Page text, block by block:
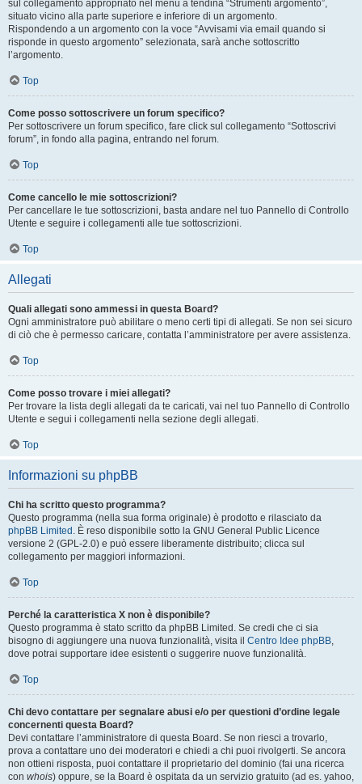
sul collegamento appropriato nel menu a tendina “Strumenti argomento”,
situato vicino alla parte superiore e inferiore di un argomento.
Rispondendo a un argomento con la voce “Avvisami via email quando si
risponde in questo argomento” selezionata, sarà anche sottoscritto
l’argomento.
Top
Come posso sottoscrivere un forum specifico?
Per sottoscrivere un forum specifico, fare click sul collegamento “Sottoscrivi
forum”, in fondo alla pagina, entrando nel forum.
Top
Come cancello le mie sottoscrizioni?
Per cancellare le tue sottoscrizioni, basta andare nel tuo Pannello di Controllo
Utente e seguire i collegamenti alle tue sottoscrizioni.
Top
Allegati
Quali allegati sono ammessi in questa Board?
Ogni amministratore può abilitare o meno certi tipi di allegati. Se non sei sicuro
di ciò che è permesso caricare, contatta l’amministratore per avere assistenza.
Top
Come posso trovare i miei allegati?
Per trovare la lista degli allegati da te caricati, vai nel tuo Pannello di Controllo
Utente e segui i collegamenti nella sezione degli allegati.
Top
Informazioni su phpBB
Chi ha scritto questo programma?
Questo programma (nella sua forma originale) è prodotto e rilasciato da
phpBB Limited . È reso disponibile sotto la GNU General Public Licence
versione 2 (GPL-2.0) e può essere liberamente distribuito; clicca sul
collegamento per maggiori informazioni.
Top
Perché la caratteristica X non è disponibile?
Questo programma è stato scritto da phpBB Limited. Se credi che ci sia
bisogno di aggiungere una nuova funzionalità, visita il Centro Idee phpBB,
dove potrai supportare idee esistenti o suggerire nuove funzionalità.
Top
Chi devo contattare per segnalare abusi e/o per questioni d’ordine legale
concernenti questa Board?
Devi contattare l’amministratore di questa Board. Se non riesci a trovarlo,
prova a contattare uno dei moderatori e chiedi a chi puoi rivolgerti. Se ancora
non ottieni risposta, puoi contattare il proprietario del dominio (fai una ricerca
con whois) oppure, se la Board è ospitata da un servizio gratuito (ad es. yahoo,